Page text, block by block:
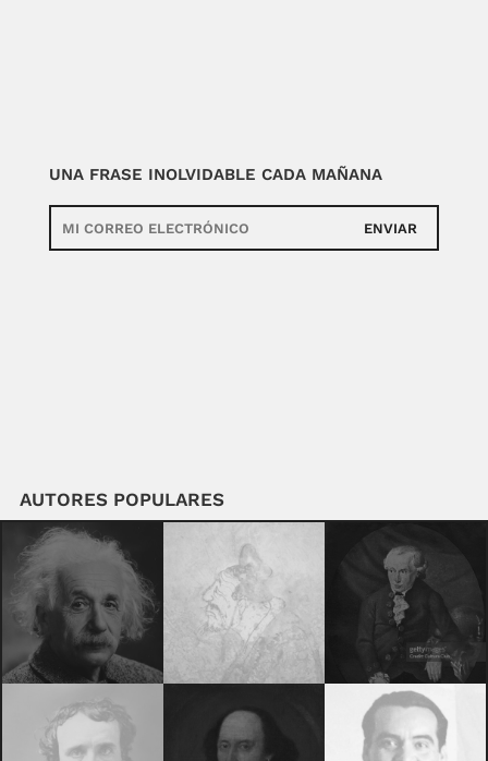
UNA FRASE INOLVIDABLE CADA MAÑANA
ENVIAR
AUTORES POPULARES